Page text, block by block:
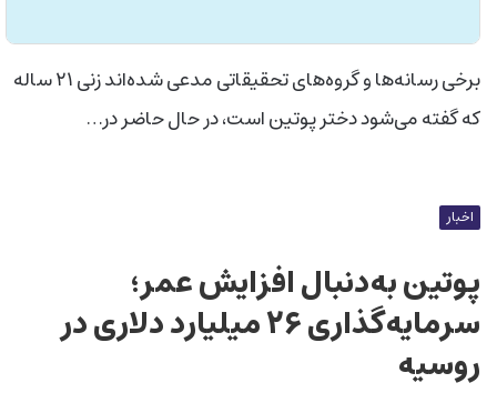
برخی رسانه‌ها و گروه‌های تحقیقاتی مدعی شده‌اند زنی ۲۱ ساله
که گفته می‌شود دختر پوتین است، در حال حاضر در…
اخبار
پوتین به‌دنبال افزایش عمر؛
سرمایه‌گذاری ۲۶ میلیارد دلاری در
روسیه